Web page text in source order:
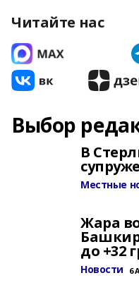
Читайте нас
Выбор
В
Местные
Жара
до +32
Новости 6